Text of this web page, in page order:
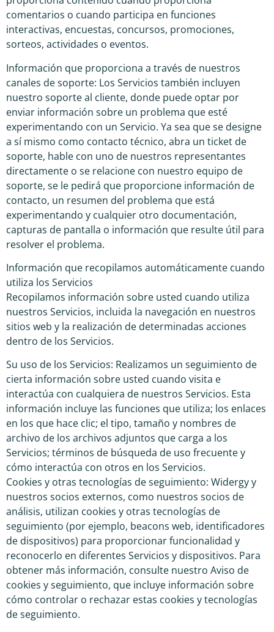
comentarios o cuando participa en funciones
interactivas, encuestas, concursos, promociones,
sorteos, actividades o eventos.
Información que proporciona a través de nuestros
canales de soporte: Los Servicios también incluyen
nuestro soporte al cliente, donde puede optar por
enviar información sobre un problema que esté
experimentando con un Servicio. Ya sea que se designe
a sí mismo como contacto técnico, abra un ticket de
soporte, hable con uno de nuestros representantes
directamente o se relacione con nuestro equipo de
soporte, se le pedirá que proporcione información de
contacto, un resumen del problema que está
experimentando y cualquier otro documentación,
capturas de pantalla o información que resulte útil para
resolver el problema.
Información que recopilamos automáticamente cuando
utiliza los Servicios
Recopilamos información sobre usted cuando utiliza
nuestros Servicios, incluida la navegación en nuestros
sitios web y la realización de determinadas acciones
dentro de los Servicios.
Su uso de los Servicios: Realizamos un seguimiento de
cierta información sobre usted cuando visita e
interactúa con cualquiera de nuestros Servicios. Esta
información incluye las funciones que utiliza; los enlaces
en los que hace clic; el tipo, tamaño y nombres de
archivo de los archivos adjuntos que carga a los
Servicios; términos de búsqueda de uso frecuente y
cómo interactúa con otros en los Servicios.
Cookies y otras tecnologías de seguimiento: Widergy y
nuestros socios externos, como nuestros socios de
análisis, utilizan cookies y otras tecnologías de
seguimiento (por ejemplo, beacons web, identificadores
de dispositivos) para proporcionar funcionalidad y
reconocerlo en diferentes Servicios y dispositivos. Para
obtener más información, consulte nuestro Aviso de
cookies y seguimiento, que incluye información sobre
cómo controlar o rechazar estas cookies y tecnologías
de seguimiento.